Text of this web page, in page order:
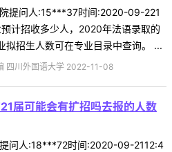
提问人:15***37时间:2020-09-221
计招收多少人，2020年法语录取的
拟招生人数可在专业目录中查询。 ...
四川外国语大学 2022-11-08
届可能会有扩招吗去报的人数
问人:18***72时间:2020-09-2112:4